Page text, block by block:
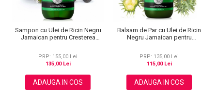
Sampon cu Ulei de Ricin Negru
Jamaican pentru Cresterea
300 ml
PRP: 155,00 Lei
135,00 Lei
ADAUGA IN COS
Balsam de Par cu Ulei de Ricin
Negru Jamaican pentru
Biotina, NOVA KISS®, 300 ml
PRP: 135,00 Lei
115,00 Lei
ADAUGA IN COS